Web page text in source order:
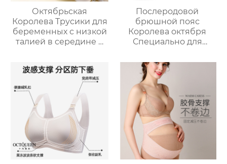
Октябрьская
Королева Трусики для
беременных с низкой
талией в середине и
Большой размер
Хлопок Промежность
Беременность
Специальный Тонкий
Без Следа Ранний
Ледяной Шелк
Послеродовой
брюшной пояс
Королева октября
Специально для
беременных Большой
размер Строгание и
разглаживание
Втягивание рук
двойного назначения
и удержание таза
Тонкий стиль